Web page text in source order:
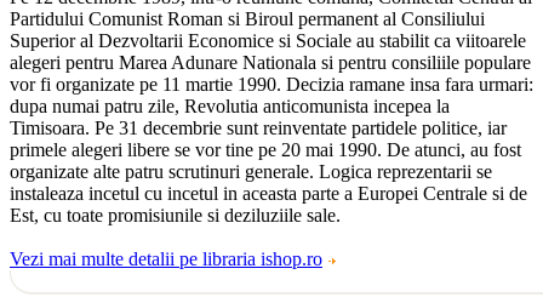
Partidului Comunist Roman si Biroul permanent al Consiliului
Superior al Dezvoltarii Economice si Sociale au stabilit ca viitoarele
alegeri pentru Marea Adunare Nationala si pentru consiliile populare
vor fi organizate pe 11 martie 1990. Decizia ramane insa fara urmari:
dupa numai patru zile, Revolutia anticomunista incepea la
Timisoara. Pe 31 decembrie sunt reinventate partidele politice, iar
primele alegeri libere se vor tine pe 20 mai 1990. De atunci, au fost
organizate alte patru scrutinuri generale. Logica reprezentarii se
instaleaza incetul cu incetul in aceasta parte a Europei Centrale si de
Est, cu toate promisiunile si deziluziile sale.
Vezi mai multe detalii pe libraria ishop.ro